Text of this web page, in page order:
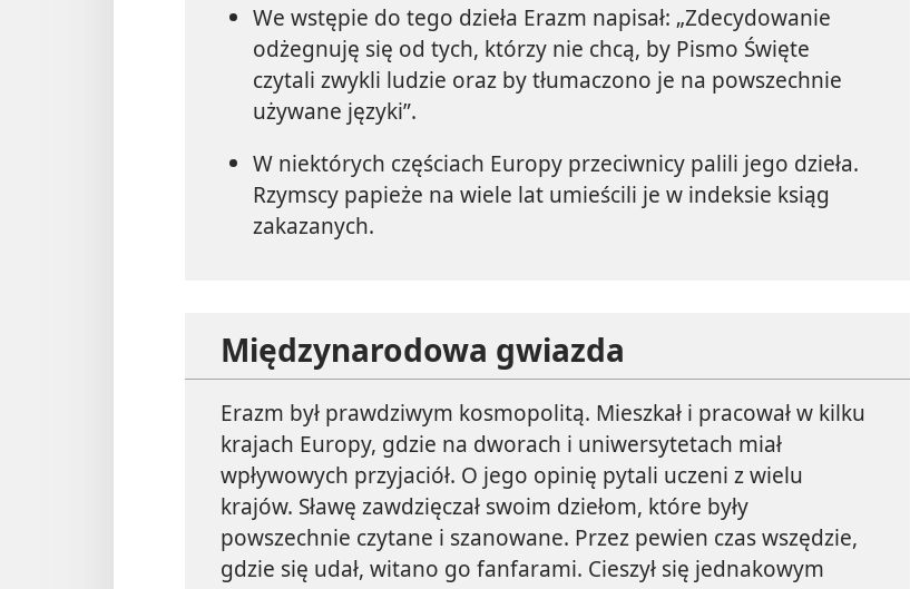
We wstępie do tego dzieła Erazm napisał: „Zdecydowanie
odżegnuję się od tych, którzy nie chcą, by Pismo Święte
czytali zwykli ludzie oraz by tłumaczono je na powszechnie
używane języki”.
W niektórych częściach Europy przeciwnicy palili jego dzieła.
Rzymscy papieże na wiele lat umieścili je w indeksie ksiąg
zakazanych.
Międzynarodowa gwiazda
Erazm był prawdziwym kosmopolitą. Mieszkał i pracował w kilku
krajach Europy, gdzie na dworach i uniwersytetach miał
wpływowych przyjaciół. O jego opinię pytali uczeni z wielu
krajów. Sławę zawdzięczał swoim dziełom, które były
powszechnie czytane i szanowane. Przez pewien czas wszędzie,
gdzie się udał, witano go fanfarami. Cieszył się jednakowym